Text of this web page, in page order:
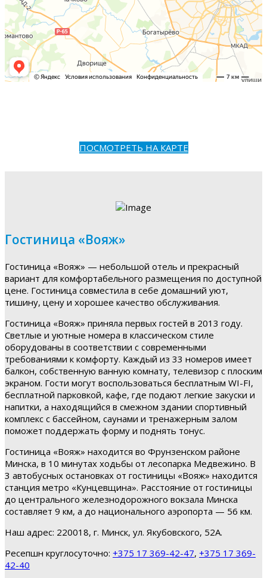
ПОСМОТРЕТЬ НА КАРТЕ
Гостиница «Вояж»
Гостиница «Вояж» — небольшой отель и прекрасный
вариант для комфортабельного размещения по доступной
цене. Гостиница совместила в себе домашний уют,
тишину, цену и хорошее качество обслуживания.
Гостиница «Вояж» приняла первых гостей в 2013 году.
Светлые и уютные номера в классическом стиле
оборудованы в соответствии с современными
требованиями к комфорту. Каждый из 33 номеров имеет
балкон, собственную ванную комнату, телевизор с плоским
экраном. Гости могут воспользоваться бесплатным WI-FI,
бесплатной парковкой, кафе, где подают легкие закуски и
напитки, а находящийся в смежном здании спортивный
комплекс с бассейном, саунами и тренажерным залом
поможет поддержать форму и поднять тонус.
Гостиница «Вояж» находится во Фрунзенском районе
Минска, в 10 минутах ходьбы от лесопарка Медвежино. В
3 автобусных остановках от гостиницы «Вояж» находится
станция метро «Кунцевщина». Расстояние от гостиницы
до центрального железнодорожного вокзала Минска
составляет 9 км, а до национального аэропорта — 56 км.
Наш адрес: 220018, г. Минск, ул. Якубовского, 52А.
Ресепшн круглосуточно: +375 17 369-42-47, +375 17 369-
42-40